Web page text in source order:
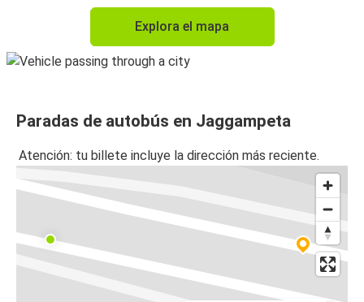
Explora el mapa
Paradas de autobús en Jaggampeta
Atención: tu billete incluye la dirección más reciente.